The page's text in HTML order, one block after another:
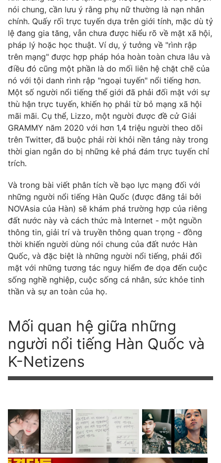
Emagazine Podcast
Photo Infographic
Video Shorts video
VTV Money VTV Thể thao
VTV Sức khoẻ Bất động sản
Thị trường 24h Tấm lòng Việt
VTV4 Vươn mình bằng AI
VTV9 VTV8
Liên hệ tòa soạn English
THỜI BÁO VTV
Theo dõi báo trên
Cơ quan chủ quản:
Đài Truyền hình Việt Nam
Cơ quan báo chí:Thời báo VTV
Giấy phép hoạt động báo in và báo điện tử số 483/GP-BTTTT
Phó Tổng Biên tập: Nguyễn Thị Mỹ Hạnh, Phạm Quốc Thắng,
Nguyễn Trọng Ninh
Tổng đài VTV:024.38 355 931 - 024.38 355 932
Ðiện thoại Thời báo VTV:024.66 897 897
nói chung, cần lưu ý rằng phụ nữ thường là nạn nhân
chính. Quấy rối trực tuyến dựa trên giới tính, mặc dù tỷ
lệ đang gia tăng, vẫn chưa được hiểu rõ về mặt xã hội,
pháp lý hoặc học thuật. Ví dụ, ý tưởng về "rình rập
trên mạng" được hợp pháp hóa hoàn toàn chưa lâu và
điều đó cũng một phần là do mối liên hệ chặt chẽ của
nó với tội danh rình rập "ngoại tuyến" nổi tiếng hơn.
Một số người nổi tiếng thế giới đã phải đối mặt với sự
thù hận trực tuyến, khiến họ phải từ bỏ mạng xã hội
mãi mãi. Cụ thể, Lizzo, một người được đề cử Giải
GRAMMY năm 2020 với hơn 1,4 triệu người theo dõi
trên Twitter, đã buộc phải rời khỏi nền tảng này trong
thời gian ngắn do bị những kẻ phá đám trực tuyến chỉ
trích.
Và trong bài viết phân tích về bạo lực mạng đối với
những người nổi tiếng Hàn Quốc (được đăng tải bởi
NOVAsia của Hàn) sẽ khám phá trường hợp của riêng
đất nước này và cách thức mà Internet - một nguồn
thông tin, giải trí và truyền thông quan trọng - đồng
thời khiến người dùng nói chung của đất nước Hàn
Quốc, và đặc biệt là những người nổi tiếng, phải đối
mặt với những tương tác nguy hiểm đe dọa đến cuộc
sống nghề nghiệp, cuộc sống cá nhân, sức khỏe tinh
thần và sự an toàn của họ.
Mối quan hệ giữa những
người nổi tiếng Hàn Quốc và
K-Netizens